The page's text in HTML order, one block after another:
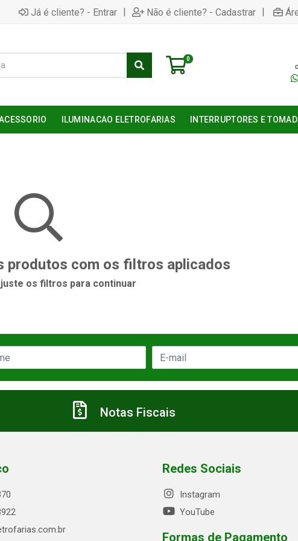
Já é cliente? - Entrar | Não é cliente? - Cadastrar |
0
ILUMINACAO ELETROFARIAS INTERRUPTORES E
produtos com os filtros aplicados
os filtros para continuar
Notas Fiscais
Redes Sociais
Instagram
YouTube
Formas de Pagamento